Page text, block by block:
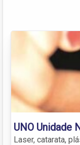
UNO Unidade
Laser, catarata,